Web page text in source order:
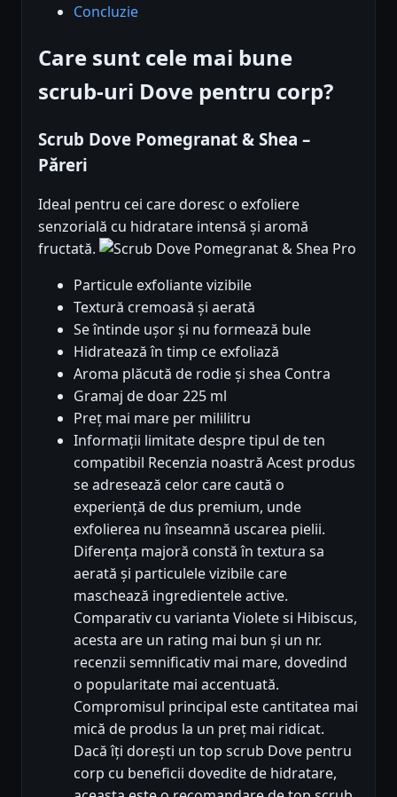
Concluzie
Care sunt cele mai bune
scrub-uri Dove pentru corp?
Scrub Dove Pomegranat & Shea –
Păreri
Ideal pentru cei care doresc o exfoliere
senzorială cu hidratare intensă și aromă
fructată.
Pro
Particule exfoliante vizibile
Textură cremoasă și aerată
Se întinde ușor și nu formează bule
Hidratează în timp ce exfoliază
Aroma plăcută de rodie și shea Contra
Gramaj de doar 225 ml
Preț mai mare per mililitru
Informații limitate despre tipul de ten
compatibil Recenzia noastră Acest produs
se adresează celor care caută o
experiență de dus premium, unde
exfolierea nu înseamnă uscarea pielii.
Diferența majoră constă în textura sa
aerată și particulele vizibile care
maschează ingredientele active.
Comparativ cu varianta Violete si Hibiscus,
acesta are un rating mai bun și un nr.
recenzii semnificativ mai mare, dovedind
o popularitate mai accentuată.
Compromisul principal este cantitatea mai
mică de produs la un preț mai ridicat.
Dacă îți dorești un top scrub Dove pentru
corp cu beneficii dovedite de hidratare,